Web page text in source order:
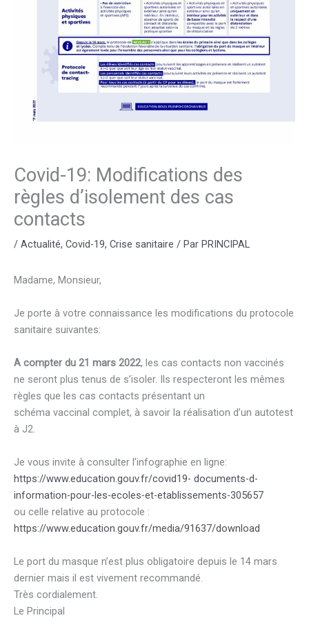
Covid-19: Modifications des
règles d’isolement des cas
contacts
/ Actualité, Covid-19, Crise sanitaire / Par PRINCIPAL
Madame, Monsieur,
Je porte à votre connaissance les modifications du protocole
sanitaire suivantes:
A compter du 21 mars 2022, les cas contacts non vaccinés
ne seront plus tenus de s’isoler. Ils respecteront les mêmes
règles que les cas contacts présentant un
schéma vaccinal complet, à savoir la réalisation d’un autotest
à J2.
Je vous invite à consulter l’infographie en ligne:
https://www.education.gouv.fr/covid19- documents-d-
information-pour-les-ecoles-et-etablissements-305657
ou celle relative au protocole :
https://www.education.gouv.fr/media/91637/download
Le port du masque n’est plus obligatoire depuis le 14 mars
dernier mais il est vivement recommandé.
Très cordialement.
Le Principal